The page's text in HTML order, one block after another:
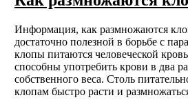
Информация, как размножаются
достаточно полезной в борьбе с
клопы питаются человеческой
способны употребить крови в два
собственного веса. Столь
клопам быстро расти и